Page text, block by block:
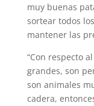
muy buenas
sortear todos
mantener las
“Con respecto
grandes, son
son animales
cadera,